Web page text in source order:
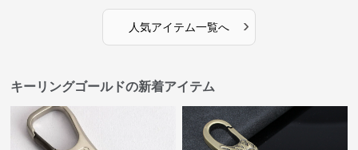
人気アイテム一覧へ ›
キーリングゴールドの新着アイテム